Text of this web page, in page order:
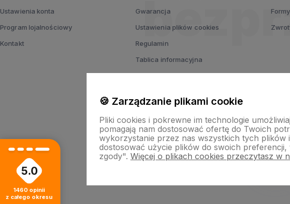
Ustawienia konta
Program lojalnościowy
Kontakt
Gwarancja
Ustawienia plików cookies
Regulamin
Tablica informacyjna
Polityka prywatności
5.0
1460 opinii
z całego okresu
🍪 Zarządzanie plikami cookie
Pliki cookies i pokrewne im technologie
pomagają nam dostosować ofertę do Twoich
wykorzystanie przez nas wszystkich tych plików
dostosować użycie plików do swoich
zgody". Więcej o plikach cookies przeczytasz w